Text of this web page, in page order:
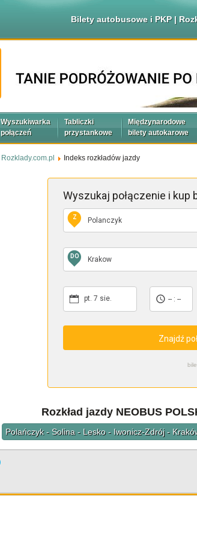
Bilety autobusowe i PKP |
Wyszukiwarka
połączeń
Tabliczki
przystankowe
Międzynarodowe
bilety autokarowe
Rozklady.com.pl Indeks rozkładów jazdy
Wyszukaj połączenie i kup
Z
DO
pt. 7 sie. -- : --
Znajdź
Rozkład jazdy NEOBUS
Polańczyk - Solina - Lesko - Iwonicz-Zdrój -